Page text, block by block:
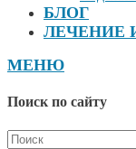
БЛОГ
ЛЕЧЕНИЕ
МЕНЮ
Поиск по сайту